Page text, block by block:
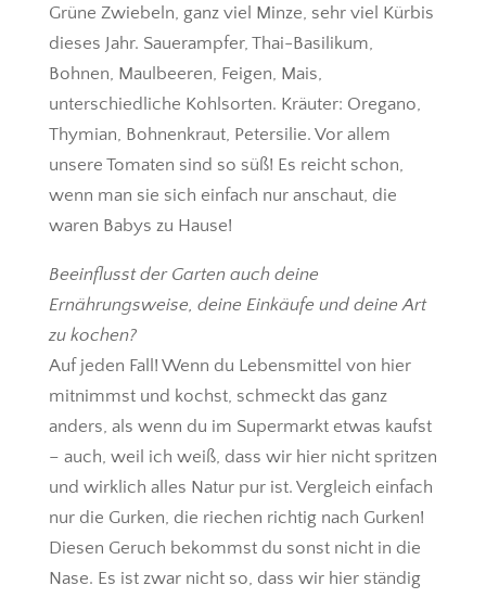
Grüne Zwiebeln, ganz viel Minze, sehr viel Kürbis
dieses Jahr. Sauerampfer, Thai-Basilikum,
Bohnen, Maulbeeren, Feigen, Mais,
unterschiedliche Kohlsorten. Kräuter: Oregano,
Thymian, Bohnenkraut, Petersilie. Vor allem
unsere Tomaten sind so süß! Es reicht schon,
wenn man sie sich einfach nur anschaut, die
waren Babys zu Hause!
Beeinflusst der Garten auch deine
Ernährungsweise, deine Einkäufe und deine Art
zu kochen?
Auf jeden Fall! Wenn du Lebensmittel von hier
mitnimmst und kochst, schmeckt das ganz
anders, als wenn du im Supermarkt etwas kaufst
– auch, weil ich weiß, dass wir hier nicht spritzen
und wirklich alles Natur pur ist. Vergleich einfach
nur die Gurken, die riechen richtig nach Gurken!
Diesen Geruch bekommst du sonst nicht in die
Nase. Es ist zwar nicht so, dass wir hier ständig